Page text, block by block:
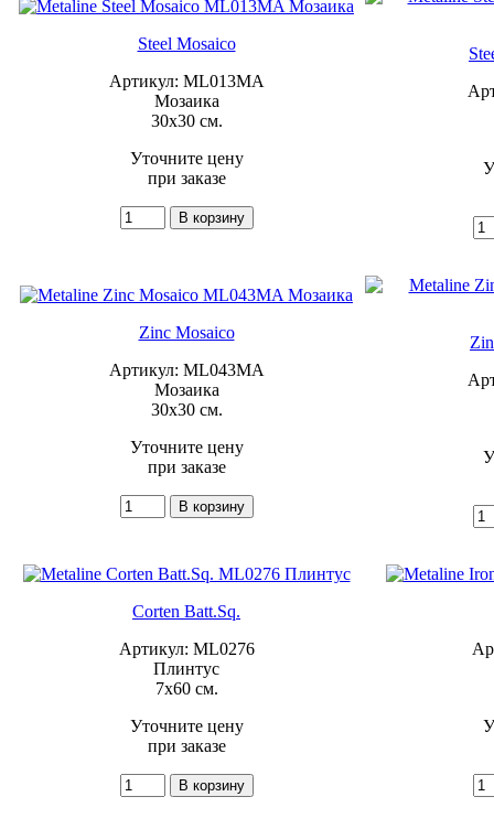
Steel Mosaico
Артикул: ML013MA
Мозаика
30x30 см.
Уточните цену
при заказе
Zinc Mosaico
Артикул: ML043MA
Мозаика
30x30 см.
Уточните цену
при заказе
Corten Batt.Sq.
Артикул: ML0276
Плинтус
7x60 см.
Уточните цену
при заказе